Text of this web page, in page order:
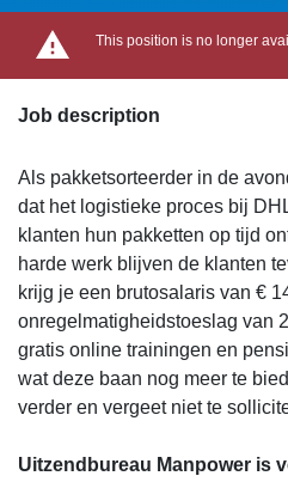
This position is no longer
Job description
Als pakketsorteerder in de
dat het logistieke proces bij
klanten hun pakketten op tijd
harde werk blijven de klanten
krijg je een brutosalaris van €
onregelmatigheidstoeslag van
gratis online trainingen en
wat deze baan nog meer te
verder en vergeet niet te
Uitzendbureau Manpower is